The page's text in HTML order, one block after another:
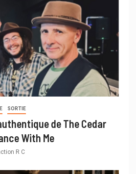
SORTIE
de The Cedar
With Me
R C